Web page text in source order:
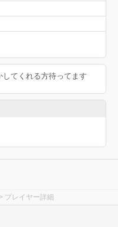
てくれる方待ってます
> プレイヤー詳細